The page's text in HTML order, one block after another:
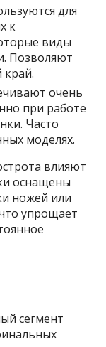
для
к
виды
Позволяют
край.
очень
при работе
Часто
моделях.
влияют
оснащены
ножей или
упрощает
сегмент